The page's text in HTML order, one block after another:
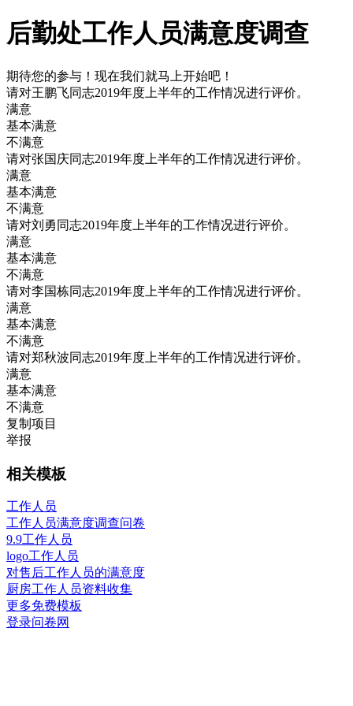
后勤处工作人员满意度调查
期待您的参与！现在我们就马上开始吧！
请对王鹏飞同志2019年度上半年的工作情况进行评价。
满意
基本满意
不满意
请对张国庆同志2019年度上半年的工作情况进行评价。
满意
基本满意
不满意
请对刘勇同志2019年度上半年的工作情况进行评价。
满意
基本满意
不满意
请对李国栋同志2019年度上半年的工作情况进行评价。
满意
基本满意
不满意
请对郑秋波同志2019年度上半年的工作情况进行评价。
满意
基本满意
不满意
复制项目
举报
相关模板
工作人员
工作人员满意度调查问卷
9.9工作人员
logo工作人员
对售后工作人员的满意度
厨房工作人员资料收集
更多免费模板
登录问卷网